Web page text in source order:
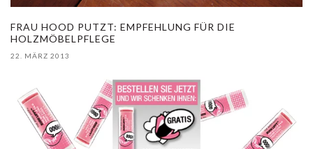
FRAU HOOD PUTZT: EMPFEHLUNG FÜR DIE
HOLZMÖBELPFLEGE
22. MÄRZ 2013